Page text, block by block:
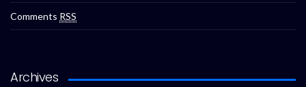
Comments RSS
Archives